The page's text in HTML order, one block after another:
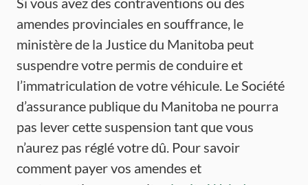
amendes provinciales en souffrance, le
ministère de la Justice du Manitoba peut
suspendre votre permis de conduire et
l’immatriculation de votre véhicule. Le Société
d’assurance publique du Manitoba ne pourra
pas lever cette suspension tant que vous
n’aurez pas réglé votre dû. Pour savoir
comment payer vos amendes et